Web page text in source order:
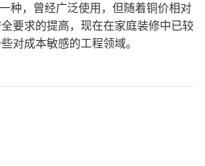
种，曾经广泛使用，但随着铜价相对
要求的提高，现在在家庭装修中已较
对成本敏感的工程领域。